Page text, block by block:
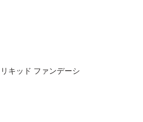
キッド ファンデーシ